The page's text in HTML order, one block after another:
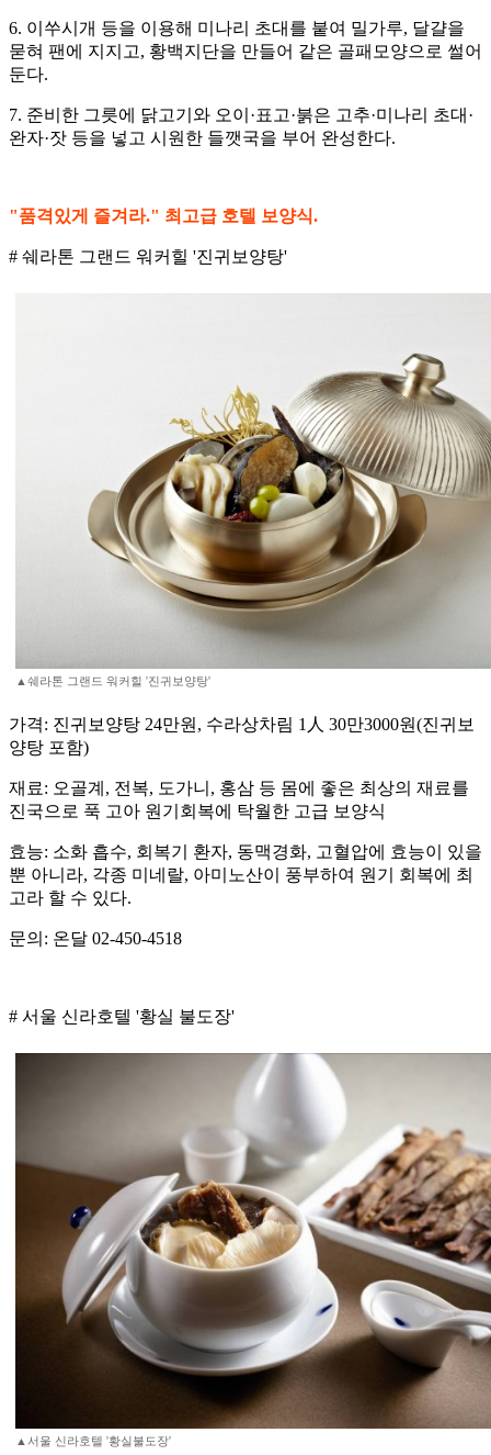
6. 이쑤시개 등을 이용해 미나리 초대를 붙여 밀가루, 달걀을
묻혀 팬에 지지고, 황백지단을 만들어 같은 골패모양으로 썰어
둔다.
7. 준비한 그릇에 닭고기와 오이·표고·붉은 고추·미나리 초대·
완자·잣 등을 넣고 시원한 들깻국을 부어 완성한다.
"품격있게 즐겨라." 최고급 호텔 보양식.
# 쉐라톤 그랜드 워커힐 '진귀보양탕'
▲쉐라톤 그랜드 워커힐 '진귀보양탕'
가격: 진귀보양탕 24만원, 수라상차림 1人 30만3000원(진귀보
양탕 포함)
재료: 오골계, 전복, 도가니, 홍삼 등 몸에 좋은 최상의 재료를
진국으로 푹 고아 원기회복에 탁월한 고급 보양식
효능: 소화 흡수, 회복기 환자, 동맥경화, 고혈압에 효능이 있을
뿐 아니라, 각종 미네랄, 아미노산이 풍부하여 원기 회복에 최
고라 할 수 있다.
문의: 온달 02-450-4518
# 서울 신라호텔 '황실 불도장'
▲서울 신라호텔 '황실불도장'